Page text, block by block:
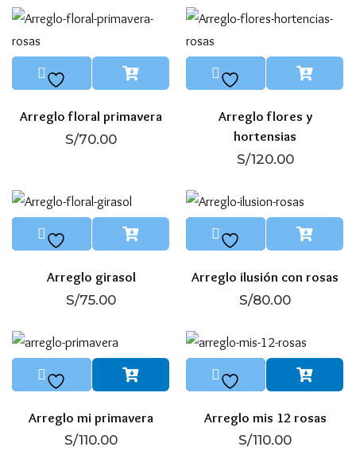
Arreglo floral primavera
S/70.00
Arreglo flores y
hortensias
S/120.00
Arreglo girasol
S/75.00
Arreglo ilusión con rosas
S/80.00
Arreglo mi primavera
S/110.00
Arreglo mis 12 rosas
S/110.00